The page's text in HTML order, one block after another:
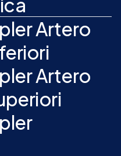
Artero
Artero